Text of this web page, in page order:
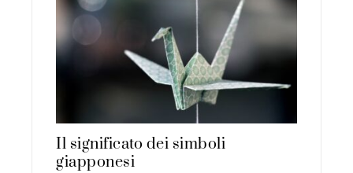
Il significato dei simboli
giapponesi